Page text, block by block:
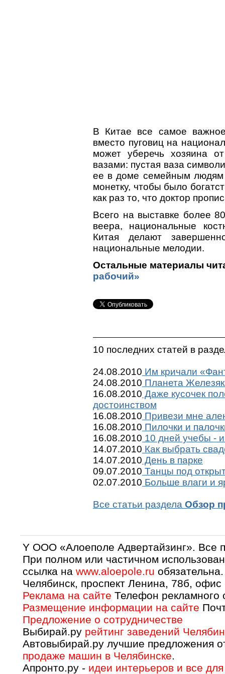
В Китае все самое
вместо пуговиц на
может уберечь хозяина
вазами: пустая ваза
ее в доме семейным людям
монетку, чтобы было
как раз то, что доктор
Всего на выставке более
веера, национальные
Китая делают
национальные мелодии.
Остальные материалы
рабочий»
10 последних статей в
24.08.2010 Им кричали
24.08.2010 Планета
16.08.2010 Даже кусочек
достоинством
16.08.2010 Привези мне
16.08.2010 Пилочки и
16.08.2010 10 дней учебы -
14.07.2010 Как выбрать
14.07.2010 День в парке
09.07.2010 Танцы под
02.07.2010 Больше влаги и
Все статьи раздела Обзор
Y OOO «Алоеполе Адвертайзинг».
При полном или частичном
ссылка на www.aloepole.ru обязательна.
Челябинск, проспект Ленина, 78б, офис
Реклама на сайте Телефон рекламного
Размещение информации на сайте
Предложение о сотрудничестве
Выбирай.ру рейтинг заведений
Автовыбирай.ру лучшие предложения
продаже машин в Челябинске.
Апронто.ру - идеи интерьеров и все